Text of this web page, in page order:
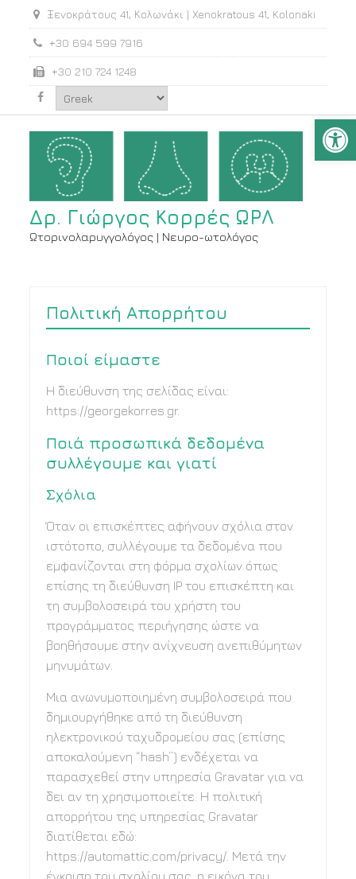
Ξενοκράτους 41, Κολωνάκι | Xenokratous 41, Kolonaki
+30 694 599 7916
+30 210 724 1248
facebook
Δρ. Γιώργος Κορρές ΩΡΛ
Ωτορινολαρυγγολόγος | Νευρο-ωτολόγος
Πολιτική Απορρήτου
Ποιοί είμαστε
Η διεύθυνση της σελίδας είναι:
https://georgekorres.gr.
Ποιά προσωπικά δεδομένα
συλλέγουμε και γιατί
Σχόλια
Όταν οι επισκέπτες αφήνουν σχόλια στον
ιστότοπο, συλλέγουμε τα δεδομένα που
εμφανίζονται στη φόρμα σχολίων όπως
επίσης τη διεύθυνση IP του επισκέπτη και
τη συμβολοσειρά του χρήστη του
προγράμματος περιήγησης ώστε να
βοηθήσουμε στην ανίχνευση ανεπιθύμητων
μηνυμάτων.
Μια ανωνυμοποιημένη συμβολοσειρά που
δημιουργήθηκε από τη διεύθυνση
ηλεκτρονικού ταχυδρομείου σας (επίσης
αποκαλούμενη “hash”) ενδέχεται να
παρασχεθεί στην υπηρεσία Gravatar για να
δει αν τη χρησιμοποιείτε. Η πολιτική
απορρήτου της υπηρεσίας Gravatar
διατίθεται εδώ:
https://automattic.com/privacy/. Μετά την
έγκριση του σχολίου σας, η εικόνα του